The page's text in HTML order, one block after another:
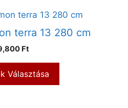
terra 13 280 cm
Ft
Választása